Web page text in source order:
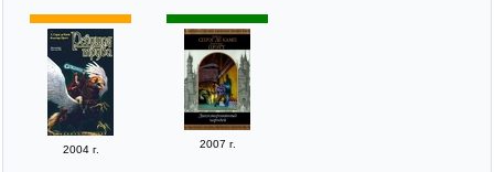
2004 г. 2007 г.